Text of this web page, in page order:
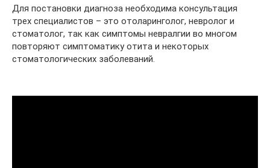
Для постановки диагноза необходима консультация
трех специалистов – это отоларинголог, невролог и
стоматолог, так как симптомы невралгии во многом
повторяют симптоматику отита и некоторых
стоматологических заболеваний.